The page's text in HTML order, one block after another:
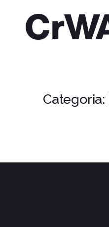
Categoria: